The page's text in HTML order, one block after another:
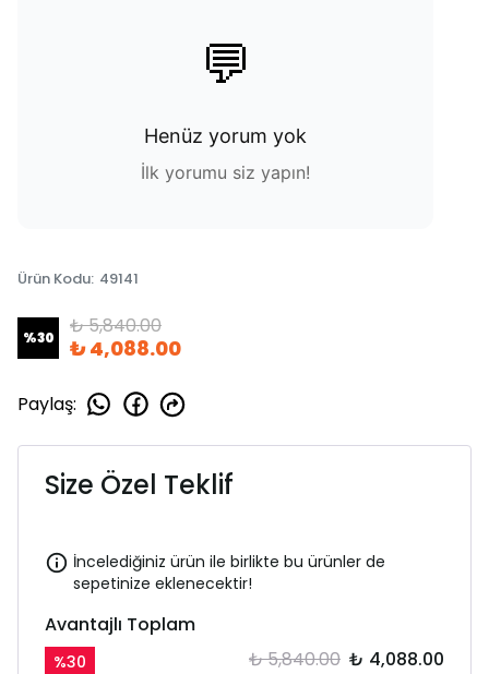
💬
Henüz yorum yok
İlk yorumu siz yapın!
Ürün Kodu: 49141
%30 ₺ 5,840.00
₺ 4,088.00
Paylaş:
Size Özel Teklif
İncelediğiniz ürün ile birlikte bu ürünler de
sepetinize eklenecektir!
Avantajlı Toplam
%30 ₺ 5,840.00 ₺ 4,088.00